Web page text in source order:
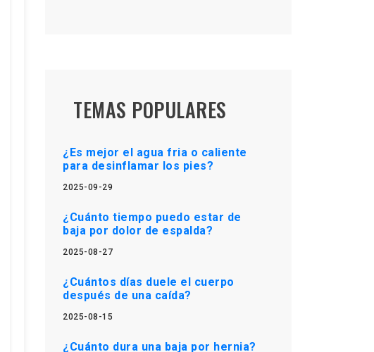
TEMAS POPULARES
¿Es mejor el agua fria o caliente
para desinflamar los pies?
2025-09-29
¿Cuánto tiempo puedo estar de
baja por dolor de espalda?
2025-08-27
¿Cuántos días duele el cuerpo
después de una caída?
2025-08-15
¿Cuánto dura una baja por hernia?